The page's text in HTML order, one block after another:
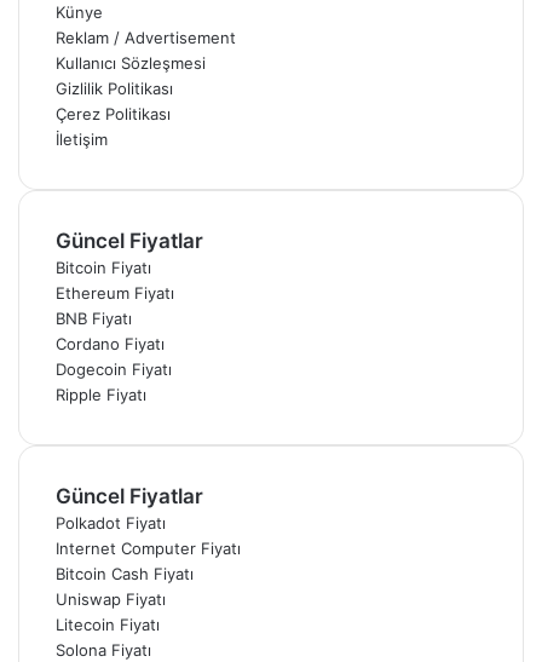
Künye
Reklam / Advertisement
Kullanıcı Sözleşmesi
Gizlilik Politikası
Çerez Politikası
İletişim
Güncel Fiyatlar
Bitcoin Fiyatı
Ethereum Fiyatı
BNB Fiyatı
Cordano Fiyatı
Dogecoin Fiyatı
Ripple Fiyatı
Güncel Fiyatlar
Polkadot Fiyatı
Internet Computer Fiyatı
Bitcoin Cash Fiyatı
Uniswap Fiyatı
Litecoin Fiyatı
Solona Fiyatı